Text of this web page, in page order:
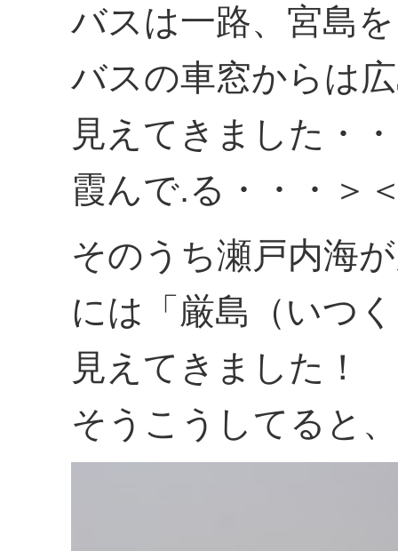
バスは一路、宮島
バスの車窓からは
見えてきました・
霞んで.る・・・＞
そのうち瀬戸内海
には「厳島（いつ
見えてきました！
そうこうしてると